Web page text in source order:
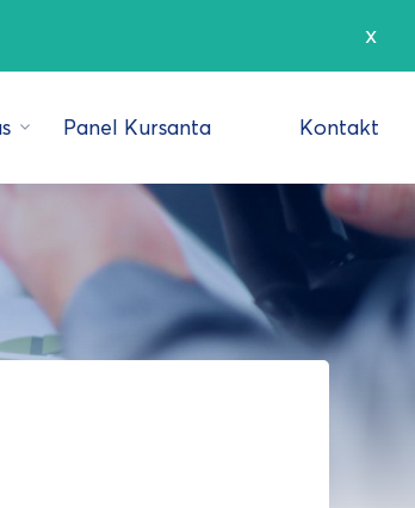
x
Panel Kursanta Kontakt